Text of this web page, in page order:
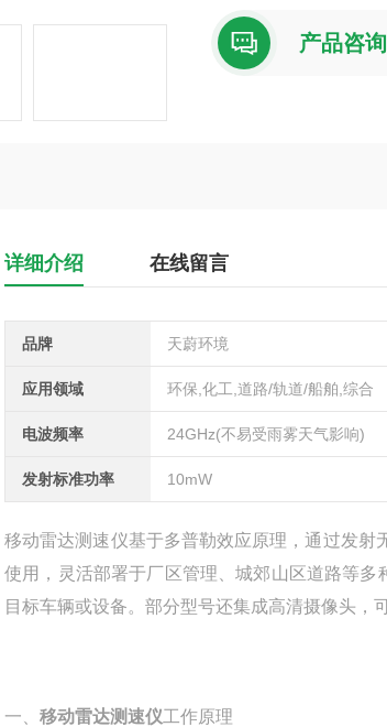
产品咨询
详细介绍 在线留言
品牌 天蔚环境
应用领域 环保,化工,道路/轨道/船舶,综合
电波频率 24GHz(不易受雨雾天气影响)
发射标准功率 10mW
移动雷达测速仪基于多普勒效应原理，通过发
使用，灵活部署于厂区管理、城郊山区道路等
目标车辆或设备。部分型号还集成高清摄像头，
一、 移动雷达测速仪工作原理